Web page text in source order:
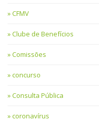
CFMV
Clube de Benefícios
Comissões
concurso
Consulta Pública
coronavírus